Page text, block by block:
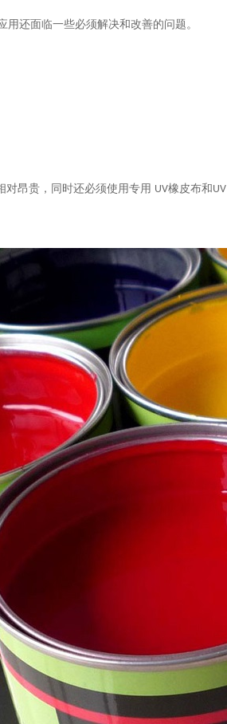
还面临一些必须解决和改善的问题。
对昂贵，同时还必须使用专用 UV橡皮布和 UV